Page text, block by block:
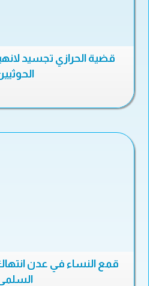
قضية الحرازي تجسيد
قمع النساء في عدن